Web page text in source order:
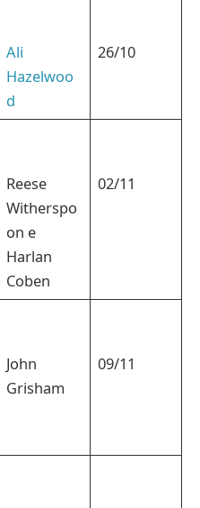
Ali
Hazelwoo
d
26/10
Reese
Witherspo
on e
Harlan
Coben
02/11
John
Grisham
09/11